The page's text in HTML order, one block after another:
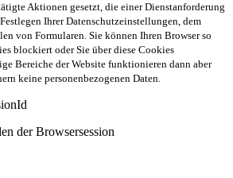
Aktionen gesetzt, die einer Dienstanforderung
Ihrer Datenschutzeinstellungen, dem
von Formularen. Sie können Ihren Browser so
blockiert oder Sie über diese Cookies
Bereiche der Website funktionieren dann aber
keine personenbezogenen Daten.
der Browsersession